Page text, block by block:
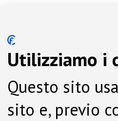
Utilizziamo i
Questo sito
sito e, previo